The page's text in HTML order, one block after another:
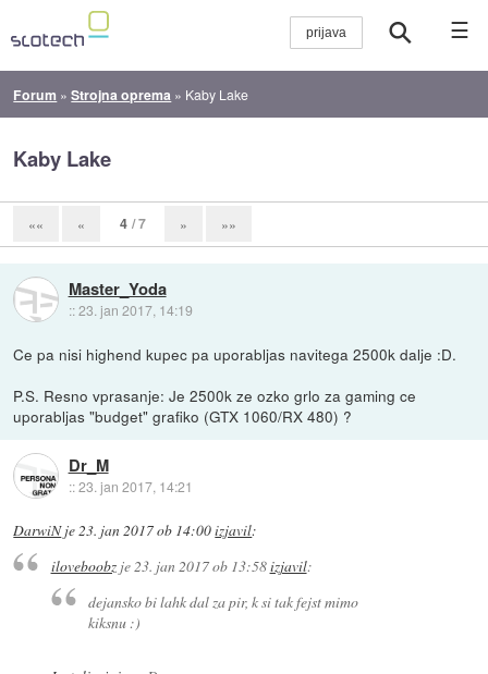
☰
Forum »Strojna oprema » Kaby Lake
Kaby Lake
«« « 4 / 7 » »»
Master_Yoda
::23. jan 2017, 14:19
Ce pa nisi highend kupec pa uporabljas navitega 2500k dalje :D.
P.S. Resno vprasanje: Je 2500k ze ozko grlo za gaming ce
uporabljas "budget" grafiko (GTX 1060/RX 480) ?
Dr_M
::23. jan 2017, 14:21
DarwiNje23. jan 2017 ob 14:00izjavil:
iloveboobzje23. jan 2017 ob 13:58izjavil:
dejansko bi lahk dal za pir, k si tak fejst mimo
kiksnu :)